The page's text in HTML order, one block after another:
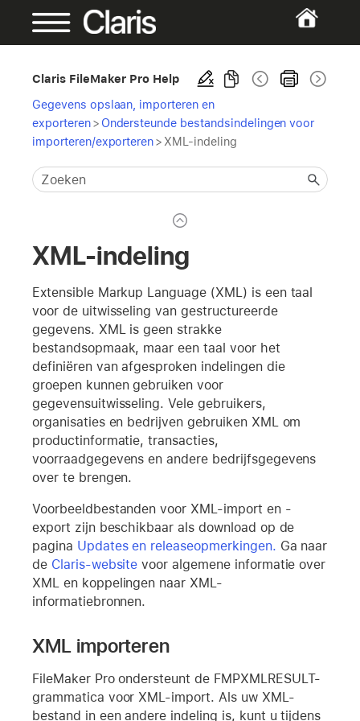
Claris FileMaker Pro Help
Gegevens opslaan, importeren en
exporteren> Ondersteunde bestandsindelingen voor
importeren/exporteren> XML-indeling
XML-indeling
Extensible Markup Language (XML) is een taal
voor de uitwisseling van gestructureerde
gegevens. XML is geen strakke
bestandsopmaak, maar een taal voor het
definiëren van afgesproken indelingen die
groepen kunnen gebruiken voor
gegevensuitwisseling. Vele gebruikers,
organisaties en bedrijven gebruiken XML om
productinformatie, transacties,
voorraadgegevens en andere bedrijfsgegevens
over te brengen.
Voorbeeldbestanden voor XML-import en -
export zijn beschikbaar als download op de
pagina Updates en releaseopmerkingen. Ga naar
de Claris-website voor algemene informatie over
XML en koppelingen naar XML-
informatiebronnen.
XML importeren
FileMaker Pro ondersteunt de FMPXMLRESULT-
grammatica voor XML-import. Als uw XML-
bestand in een andere indeling is, kunt u tijdens